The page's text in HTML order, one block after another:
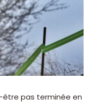
être pas terminée en